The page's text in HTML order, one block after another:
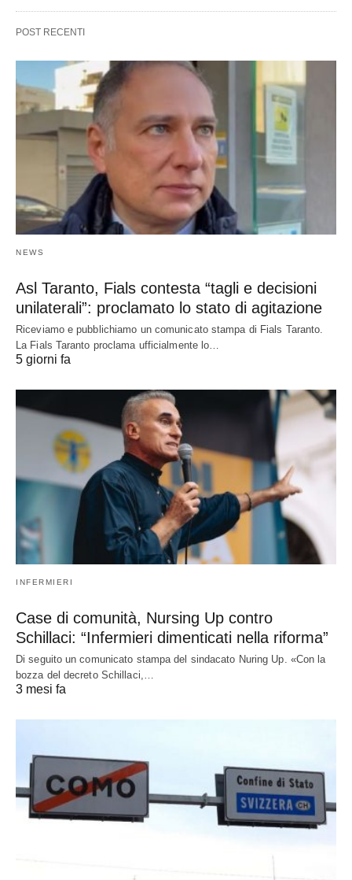
POST RECENTI
NEWS
Asl Taranto, Fials contesta “tagli e decisioni
unilaterali”: proclamato lo stato di agitazione
Riceviamo e pubblichiamo un comunicato stampa di Fials Taranto.
La Fials Taranto proclama ufficialmente lo…
5 giorni fa
INFERMIERI
Case di comunità, Nursing Up contro
Schillaci: “Infermieri dimenticati nella riforma”
Di seguito un comunicato stampa del sindacato Nuring Up. «Con la
bozza del decreto Schillaci,…
3 mesi fa